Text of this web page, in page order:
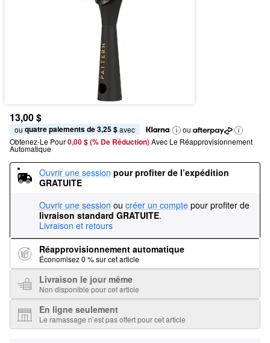
13,00 $
ou quatre paiements de 3,25 $ avec
ou
Obtenez-Le Pour0,00 $ (% De Réduction) Avec Le Réapprovisionnement
Automatique
Ouvrir une session pour profiter de l’expédition
GRATUITE
Ouvrir une session ou créer un compte pour profiter de
livraison standard GRATUITE.
Livraison et retours
Réapprovisionnement automatique
Économisez 0 % sur cet article
Livraison le jour même
Non disponible pour cet article
En ligne seulement
Le ramassage n’est pas offert pour cet article